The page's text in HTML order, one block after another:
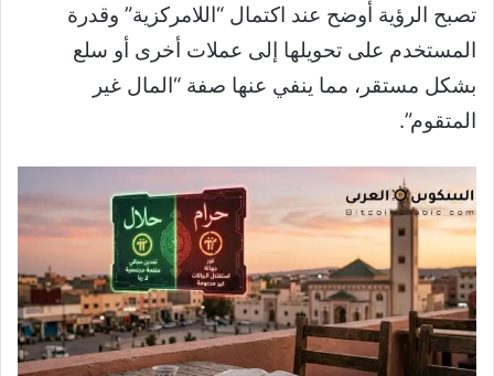
تصبح الرؤية أوضح عند اكتمال “اللامركزية” وقدرة
المستخدم على تحويلها إلى عملات أخرى أو سلع
بشكل مستقر، مما ينفي عنها صفة “المال غير
المتقوم”.